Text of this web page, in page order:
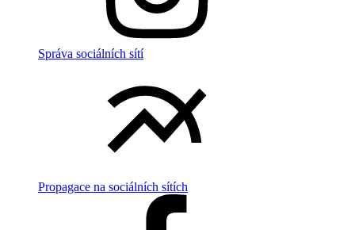
Správa sociálních sítí
Propagace na sociálních sítích